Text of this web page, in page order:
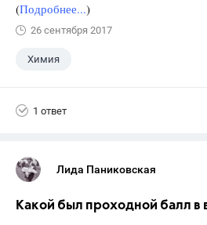
(Подробнее...)
26 сентября 2017
Химия
1 ответ
Лида Паниковская
Какой был проходной балл в